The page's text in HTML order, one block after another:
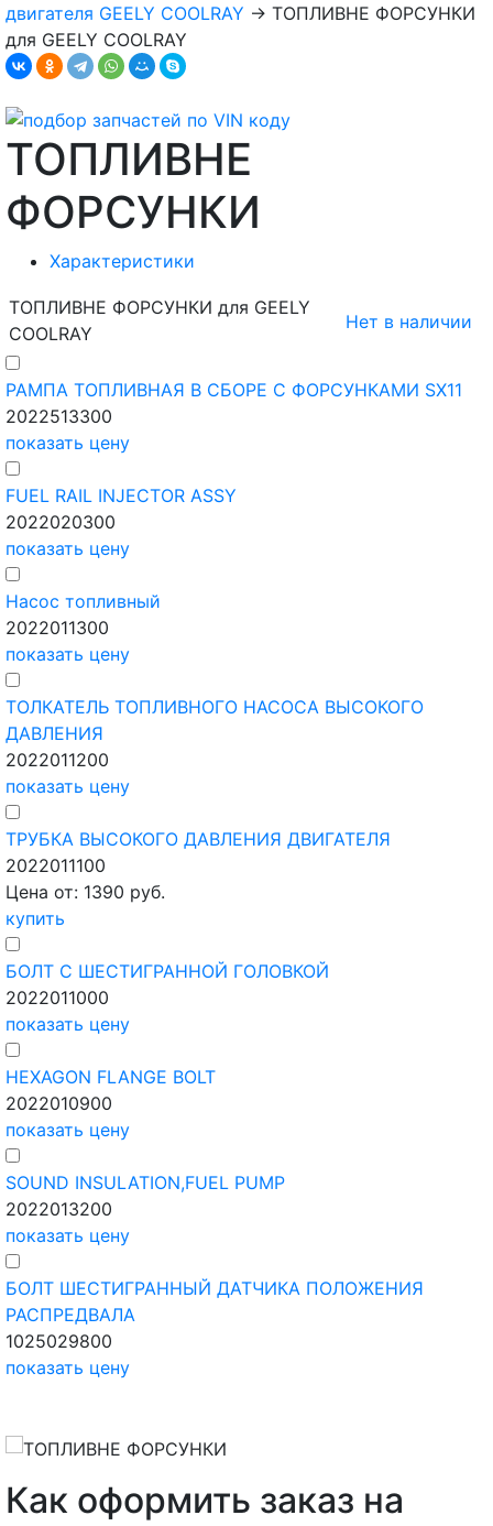
двигателя GEELY COOLRAY → ТОПЛИВНЕ ФОРСУНКИ
для GEELY COOLRAY
ТОПЛИВНЕ
ФОРСУНКИ
Характеристики
ТОПЛИВНЕ ФОРСУНКИ для GEELY
COOLRAY
Нет в наличии
РАМПА ТОПЛИВНАЯ В СБОРЕ С ФОРСУНКАМИ SX11
2022513300
показать цену
FUEL RAIL INJECTOR ASSY
2022020300
показать цену
Насос топливный
2022011300
показать цену
ТОЛКАТЕЛЬ ТОПЛИВНОГО НАСОСА ВЫСОКОГО
ДАВЛЕНИЯ
2022011200
показать цену
ТРУБКА ВЫСОКОГО ДАВЛЕНИЯ ДВИГАТЕЛЯ
2022011100
Цена от: 1390 руб.
купить
БОЛТ С ШЕСТИГРАННОЙ ГОЛОВКОЙ
2022011000
показать цену
HEXAGON FLANGE BOLT
2022010900
показать цену
SOUND INSULATION,FUEL PUMP
2022013200
показать цену
БОЛТ ШЕСТИГРАННЫЙ ДАТЧИКА ПОЛОЖЕНИЯ
РАСПРЕДВАЛА
1025029800
показать цену
Как оформить заказ на